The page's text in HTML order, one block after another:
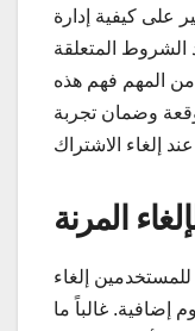
على كيفية إدارة
الشروط المتعلقة
من المهم فهم هذه
وضمان تجربة
المرنة
للمستخدمين إلغاء
إضافية. غالباً ما